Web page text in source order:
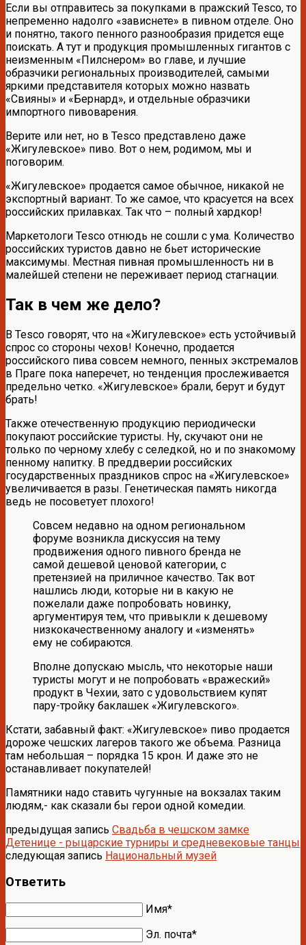
Если вы отправитесь за покупками в пражский Tesco, то
непременно надолго «зависнете» в пивном отделе. Оно
и понятно, такого пенного разнообразия придется еще
поискать. А тут и продукция промышленных гигантов с
неизменным «Пилснером» во главе, и лучшие
образчики региональных производителей, самыми
яркими представителя которых можно назвать
«Свияны» и «Бернард», и отдельные образчики
импортного пивоварения.
Верите или нет, но в Tesco представлено даже
«Жигулевское» пиво. Вот о нем, родимом, мы и
поговорим.
«Жигулевское» продается самое обычное, никакой не
экспортный вариант. То же самое, что красуется на всех
российских прилавках. Так что – полный хардкор!
Маркетологи Tesco отнюдь не сошли с ума. Количество
российских туристов давно не бьет исторические
максимумы. Местная пивная промышленность ни в
малейшей степени не переживает период стагнации.
Так в чем же дело?
В Tesco говорят, что на «Жигулевское» есть устойчивый
спрос со стороны чехов! Конечно, продается
российского пива совсем немного, пенных экстремалов
в Праге пока наперечет, но тенденция прослеживается
предельно четко. «Жигулевское» брали, берут и будут
брать!
Также отечественную продукцию периодически
покупают российские туристы. Ну, скучают они не
только по черному хлебу с селедкой, но и по знакомому
пенному напитку. В преддверии российских
государственных праздников спрос на «Жигулевское»
увеличивается в разы. Генетическая память никогда
ведь не посоветует плохого!
Совсем недавно на одном региональном
форуме возникла дискуссия на тему
продвижения одного пивного бренда не
самой дешевой ценовой категории, с
претензией на приличное качество. Так вот
нашлись люди, которые ни в какую не
пожелали даже попробовать новинку,
аргументируя тем, что привыкли к дешевому
низкокачественному аналогу и «изменять»
ему не собираются.
Вполне допускаю мысль, что некоторые наши
туристы могут и не попробовать «вражеский»
продукт в Чехии, зато с удовольствием купят
пару-тройку баклашек «Жигулевского».
Кстати, забавный факт: «Жигулевское» пиво продается
дороже чешских лагеров такого же объема. Разница
там небольшая – порядка 15 крон. И даже это не
останавливает покупателей!
Памятники надо ставить чугунные на вокзалах таким
людям,- как сказали бы герои одной комедии.
предыдущая запись Свадьба в чешском замке
Детенице - рыцарские турниры и средневековые танцы
следующая запись Национальный музей
Ответить
Имя*
Эл. почта*